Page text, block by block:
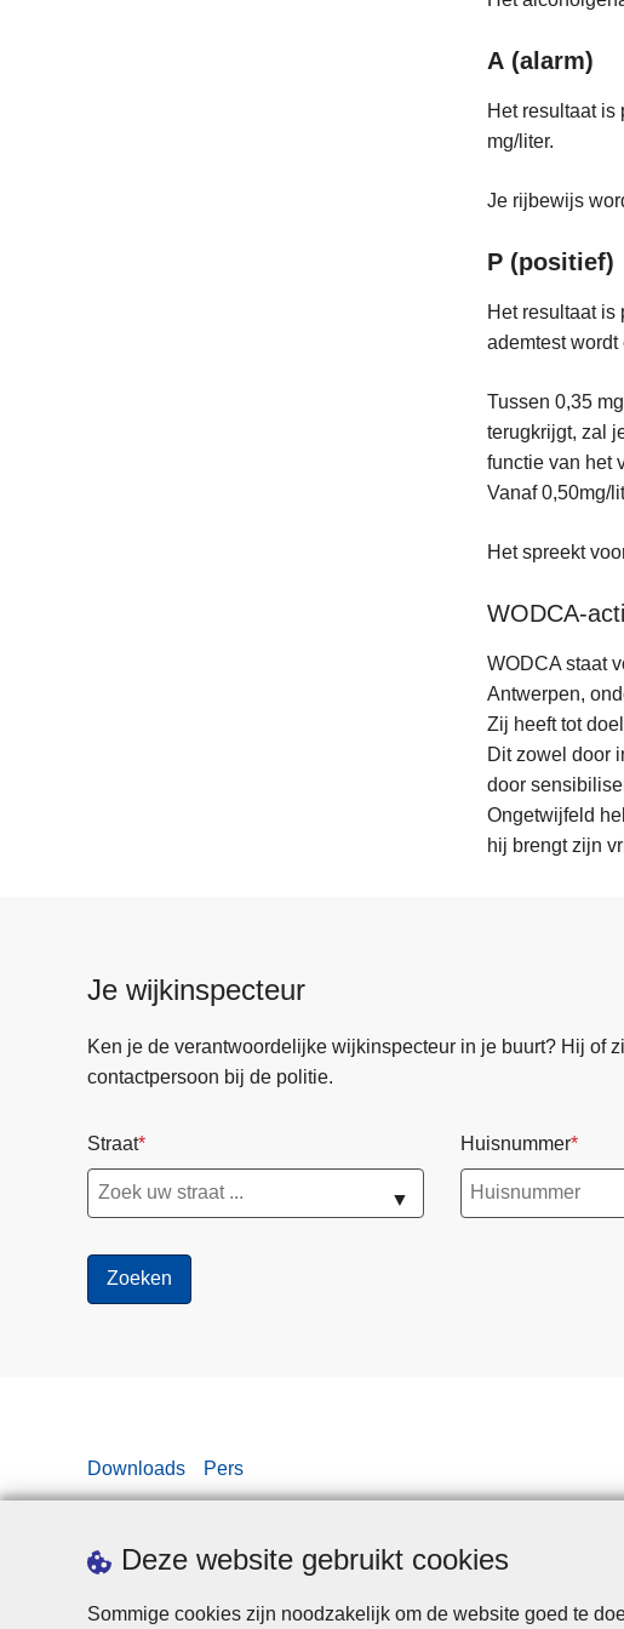
Deze website gebruikt cookies
Sommige cookies zijn noodzakelijk om de website goed te
A (alarm)
Het resultaat is
mg/liter.
Je rijbewijs
P (positief)
Het resultaat is
ademtest
Tussen 0,35
terugkrijgt, zal
functie van het
Vanaf 0,50mg/
Het spreekt
WODCA-
WODCA staat
Antwerpen,
Zij heeft tot
Dit zowel door
door
Ongetwijfeld
hij brengt zijn
Je wijkinspecteur
Ken je de verantwoordelijke wijkinspecteur in je buurt? Hij of
contactpersoon bij de politie.
Straat
▼
Huisnummer
Downloads Pers